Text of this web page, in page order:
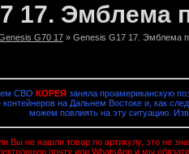
17. Эмблема
G70 17 » Genesis G17 17. Эмблема
СВО КОРЕЯзаняла проамериканскую
на Дальнем Востоке и, как
можем повлиять на эту ситуацию.
Вы не нашли товар по артикулу, это не
почту или WhatsApp и мы